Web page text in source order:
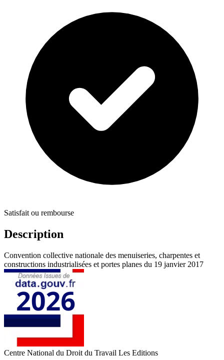
Satisfait ou rembourse
Description
Convention collective nationale des menuiseries, charpentes et
constructions industrialisées et portes planes du 19 janvier 2017
Centre National du Droit du Travail Les Editions